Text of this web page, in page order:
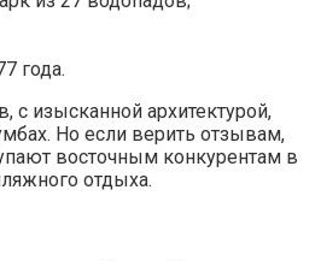
года.
с изысканной архитектурой,
Но если верить отзывам,
восточным конкурентам в
отдыха.